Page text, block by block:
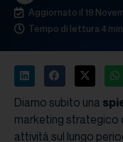
Aggiornato il 19
Tempo di lettura 4
Diamo subito una
marketing strategico
attività sul lungo